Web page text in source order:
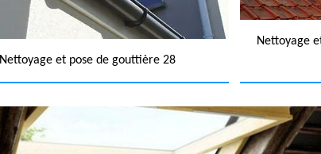
Nettoyage et pose de gouttière 28
Nettoyage